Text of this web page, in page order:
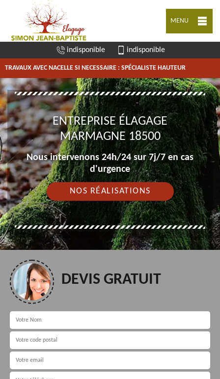
MENU
indisponible indisponible
TRAVAUX AVEC NACELLE SI NECESSAIRE : SPÉCIALISTE HAUTEUR
ENTREPRISE ÉLAGAGE
MARMAGNE 18500
Nous intervenons 24h/24 sur 7j/7 en cas
d'urgence
NOS RÉALISATIONS
DEVIS GRATUIT